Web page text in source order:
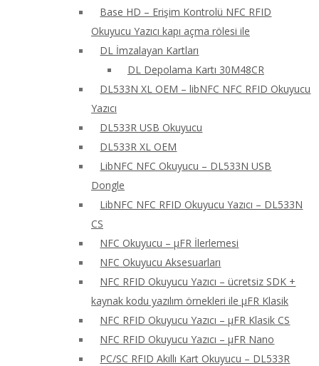
Base HD – Erişim Kontrolü NFC RFID
Okuyucu Yazıcı kapı açma rölesi ile
DL İmzalayan Kartları
DL Depolama Kartı 30M48CR
DL533N XL OEM – libNFC NFC RFID Okuyucu
Yazıcı
DL533R USB Okuyucu
DL533R XL OEM
LibNFC NFC Okuyucu – DL533N USB
Dongle
LibNFC NFC RFID Okuyucu Yazıcı – DL533N
CS
NFC Okuyucu – μFR İlerlemesi
NFC Okuyucu Aksesuarları
NFC RFID Okuyucu Yazıcı – ücretsiz SDK +
kaynak kodu yazılım örnekleri ile μFR Klasik
NFC RFID Okuyucu Yazıcı – μFR Klasik CS
NFC RFID Okuyucu Yazıcı – μFR Nano
PC/SC RFID Akıllı Kart Okuyucu – DL533R